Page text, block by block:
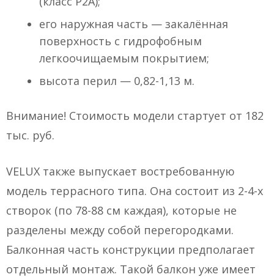
его наружная часть — закалённая
поверхность с гидрофобным
легкоочищаемым покрытием;
высота перил — 0,82-1,13 м.
Внимание! Стоимость модели стартует от 182
тыс. руб.
VELUX также выпускает востребованную
модель террасного типа. Она состоит из 2-4-х
створок (по 78-88 см каждая), которые не
разделены между собой перегородками.
Балконная часть конструкции предполагает
отдельный монтаж. Такой балкон уже имеет